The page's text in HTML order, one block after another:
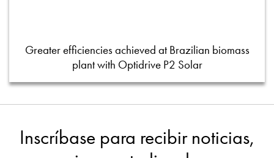
Greater efficiencies achieved at Brazilian biomass
plant with Optidrive P2 Solar
Inscríbase para recibir noticias,